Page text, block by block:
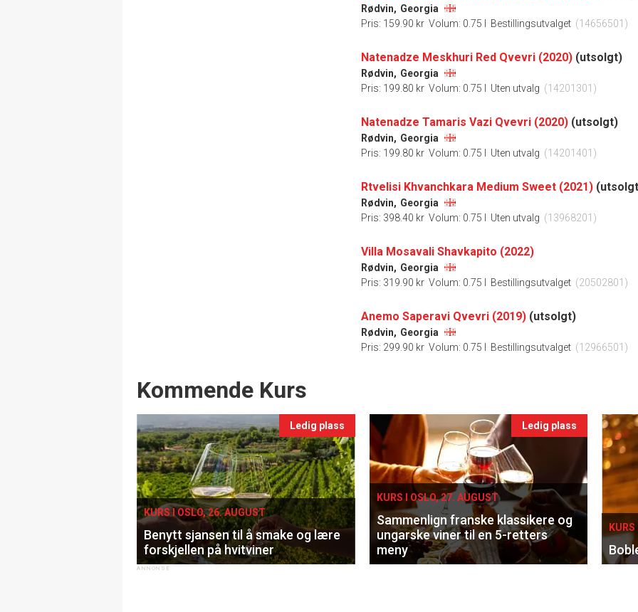
Rødvin, Georgia
Pris: 159.90 kr Volum: 0.75 l Bestillingsutvalget (14656501)
Natenadze Meskhuri Red Qvevri (2020) (utsolgt)
Rødvin, Georgia
Pris: 199.80 kr Volum: 0.75 l Uten utvalg (14201301)
Natenadze Tamaris Vazi Qvevri (2020) (utsolgt)
Rødvin, Georgia
Pris: 199.80 kr Volum: 0.75 l Uten utvalg (14201401)
Rtvelisi Khvanchkara Medium Sweet (2021)
Rødvin, Georgia
Pris: 398.40 kr Volum: 0.75 l Uten utvalg (13968201)
Villa Mosavali Shavkapito (2022)
Rødvin, Georgia
Pris: 319.90 kr Volum: 0.75 l Bestillingsutvalget (20502801)
Anemo Saperavi Qvevri (2019) (utsolgt)
Rødvin, Georgia
Pris: 299.90 kr Volum: 0.75 l Bestillingsutvalget (12966501)
Events
Kommende Kurs
Ledig plass
KURS I OSLO, 26. AUGUST
Benytt sjansen til å smake og lære
forskjellen på hvitviner
Ledig plass
KURS I OSLO, 27. AUGUST
Sammenlign franske klassikere og
ungarske viner til en 5-retters
meny